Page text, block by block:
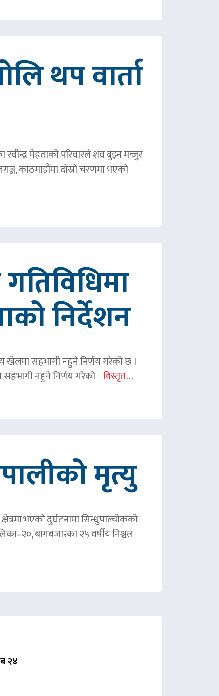
थप वार्ता
मेहताको परिवारले शव बुझ्न मन्जुर
काठमाडौंमा दोस्रो चरणमा भएको
गतिविधिमा
निर्देशन
खेलमा सहभागी नहुने निर्णय गरेको छ ।
सहभागी नहुने निर्णय गरेको विस्तृत....
मृत्यु
भएको दुर्घटनामा सिन्धुपाल्चोकको
बागबजारका २५ वर्षीय निश्चल
२४